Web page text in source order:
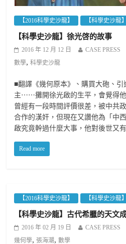
【2016科學史沙龍】 【科學史沙龍】
【科學史沙龍】徐光啓的故事
2016 年 12 月 12 日 CASE PRESS
數學,科學史沙龍
■翻譯《幾何原本》、購買大砲、
主⋯⋯攤開徐光啟的生平，會覺得
曾經有一段時間評價很差，被中共
合作的漢奸，但現在又讚他為「中
啟究竟幹過什麼大事，他對後世又
Read more
【2016科學史沙龍】 【科學史沙龍】
【科學史沙龍】古代希臘的天文
2016 年 02 月 19 日 CASE PRESS
幾何學,張海潮,數學